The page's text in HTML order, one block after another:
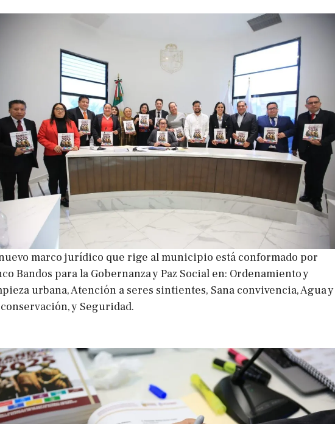
marco jurídico que rige al municipio está conformado por
Bandos para la Gobernanza y Paz Social en: Ordenamiento y
urbana, Atención a seres sintientes, Sana convivencia, Agua y
y Seguridad.